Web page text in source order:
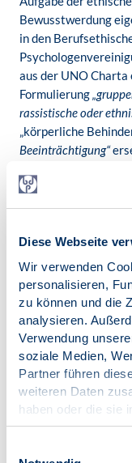
Diese Webseite
Wir verwenden
personalisieren,
zu können und die
analysieren.
Verwendung
soziale Medien,
Partner führen
weiteren Daten
haben oder die sie
gesammelt haben.
Bewusstwerdung
in den
aus der UNO
Formulierung
rassistische oder
„körperliche
Beeinträchtigung“
ergebnisoffen darauf
einer modernen und
diese Akzeptanz
Miteinander, aus
entstehen kann.
Hier geht es zu den
Richtlinien des